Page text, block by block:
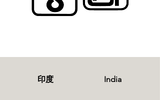
印度 India